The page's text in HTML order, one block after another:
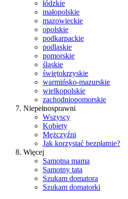
łódzkie
małopolskie
mazowieckie
opolskie
podkarpackie
podlaskie
pomorskie
śląskie
świętokrzyskie
warmińsko-mazurskie
wielkopolskie
zachodniopomorskie
Niepełnosprawni
Wszyscy
Kobiety
Mężczyźni
Jak korzystać bezpłatnie?
Więcej
Samotna mama
Samotny tata
Szukam domatora
Szukam domatorki